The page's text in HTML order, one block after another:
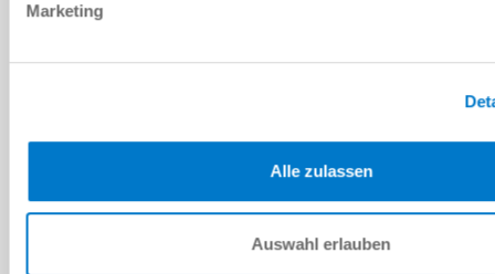
Marketing
Alle zulassen
Auswahl erlauben
설치 및 작동 지침